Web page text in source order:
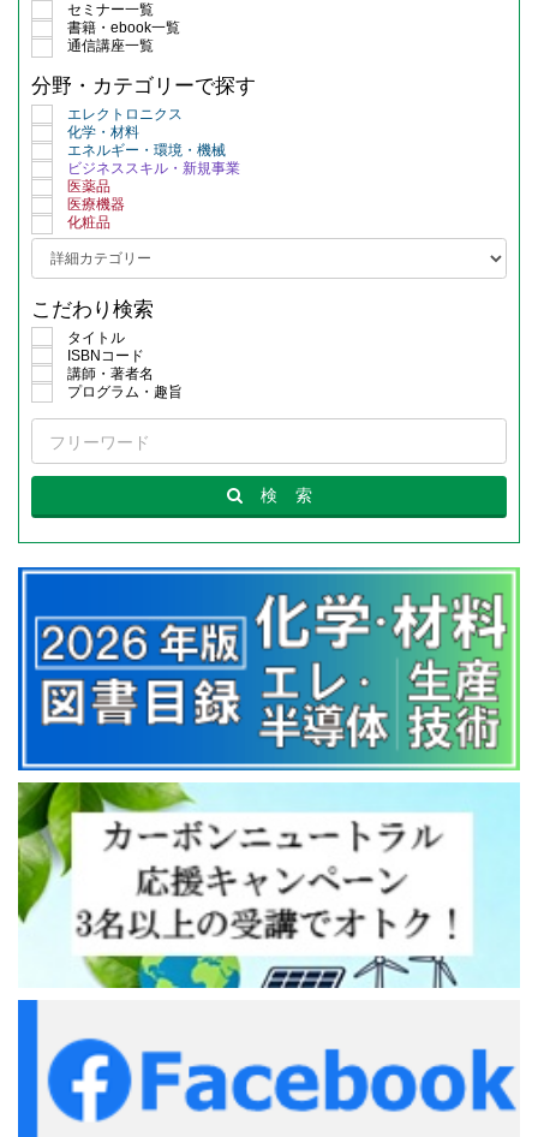
セミナー一覧
書籍・ebook一覧
通信講座一覧
分野・カテゴリーで探す
エレクトロニクス
化学・材料
エネルギー・環境・機械
ビジネススキル・新規事業
医薬品
医療機器
化粧品
こだわり検索
タイトル
ISBNコード
講師・著者名
プログラム・趣旨
検 索